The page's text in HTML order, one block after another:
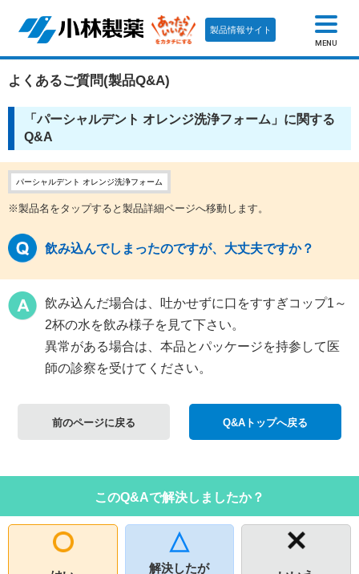
製品情報サイト
MENU
よくあるご質問(製品Q&A)
「パーシャルデント オレンジ洗浄フォーム」に関する
Q&A
パーシャルデント オレンジ洗浄フォーム
※製品名をタップすると製品詳細ページへ移動します。
飲み込んでしまったのですが、大丈夫ですか？
飲み込んだ場合は、吐かせずに口をすすぎコップ1～
2杯の水を飲み様子を見て下さい。
異常がある場合は、本品とパッケージを持参して医
師の診察を受けてください。
前のページに戻る Q&Aトップへ戻る
このQ&Aで解決しましたか？
解決したが